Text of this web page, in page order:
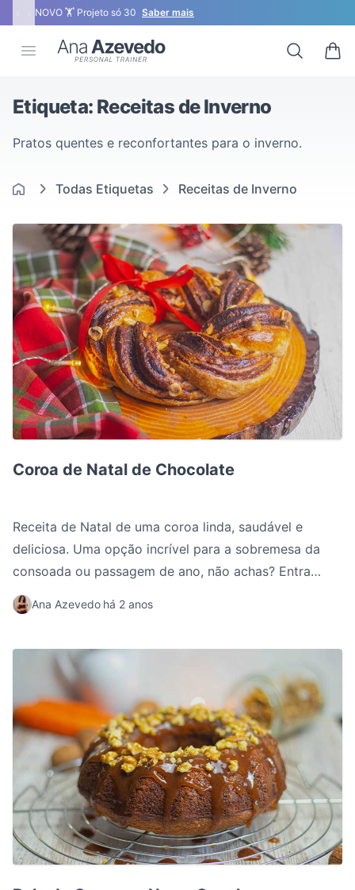
NOVO 🏋 Projeto só 30 Saber mais
Open menu
Ana Azevedo Search
0
Etiqueta: Receitas de Inverno
Pratos quentes e reconfortantes para o inverno.
Todas Etiquetas Receitas de Inverno
Coroa de Natal de Chocolate
Receita de Natal de uma coroa linda, saudável e
deliciosa. Uma opção incrível para a sobremesa da
consoada ou passagem de ano, não achas? Entra
nesta receita para veres como fazer esta maravilha!
Ana Azevedo há 2 anos